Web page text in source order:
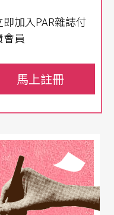
人工智能共同創作
能以拍攝短片作
大：包括票房收入
場與線上表演的本
演出減少等，這些
加入PAR雜誌付
員
馬上註冊